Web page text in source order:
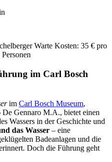
Warte Kosten: 35 € pro
im Carl Bosch
im Carl Bosch Museum,
Gennaro M.A., bietet einen
Wassers in der Geschichte und
das Wasser – eine
Badeanlagen und die
Doch die Führung geht